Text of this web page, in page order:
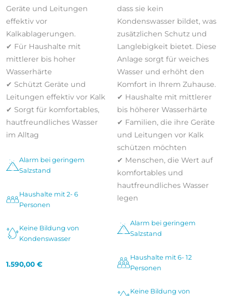
Geräte und Leitungen
effektiv vor
Kalkablagerungen.
✔ Für Haushalte mit
mittlerer bis hoher
Wasserhärte
✔ Schützt Geräte und
Leitungen effektiv vor Kalk
✔ Sorgt für komfortables,
hautfreundliches Wasser
im Alltag
Alarm bei geringem
Salzstand
Haushalte mit 2- 6
Personen
Keine Bildung von
Kondenswasser
1.590,00 €
dass sie kein
Kondenswasser bildet, was
zusätzlichen Schutz und
Langlebigkeit bietet. Diese
Anlage sorgt für weiches
Wasser und erhöht den
Komfort in Ihrem Zuhause.
✔ Haushalte mit mittlerer
bis höherer Wasserhärte
✔ Familien, die ihre Geräte
und Leitungen vor Kalk
schützen möchten
✔ Menschen, die Wert auf
komfortables und
hautfreundliches Wasser
legen
Alarm bei geringem
Salzstand
Haushalte mit 6- 12
Personen
Keine Bildung von